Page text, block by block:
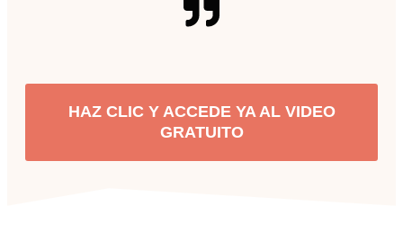
HAZ CLIC Y ACCEDE YA AL VIDEO
GRATUITO